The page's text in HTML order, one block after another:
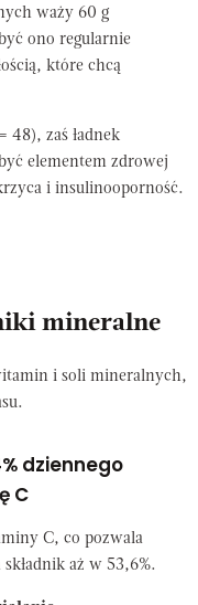
waży 60 g
ono regularnie
które chcą
zaś ładnek
elementem zdrowej
i insulinooporność.
mineralne
i soli mineralnych,
dziennego
C
C, co pozwala
aż w 53,6%.